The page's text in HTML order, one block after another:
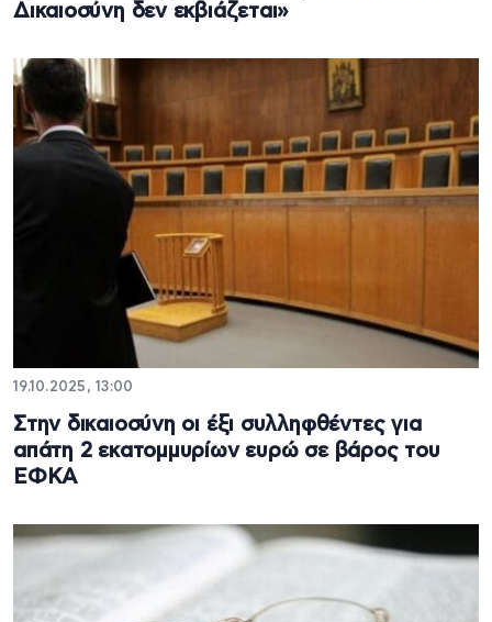
Δικαιοσύνη δεν εκβιάζεται»
19.10.2025, 13:00
Στην δικαιοσύνη οι έξι συλληφθέντες για
απάτη 2 εκατομμυρίων ευρώ σε βάρος του
ΕΦΚΑ